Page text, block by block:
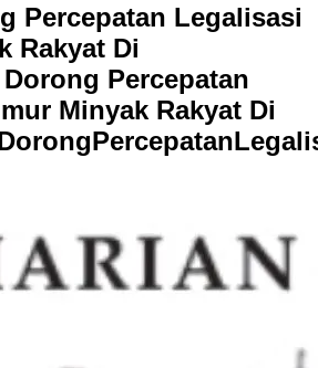
Percepatan Legalisasi
Rakyat Di
Percepatan
Minyak Rakyat Di
orongPercepatanLegali